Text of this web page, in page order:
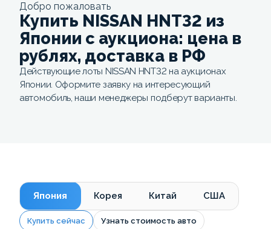
Добро пожаловать
Купить NISSAN HNT32 из
Японии с аукциона: цена в
рублях, доставка в РФ
Действующие лоты NISSAN HNT32 на аукционах
Японии. Оформите заявку на интересующий
автомобиль, наши менеджеры подберут варианты.
Япония Корея Китай США
Купить сейчас Узнать стоимость авто